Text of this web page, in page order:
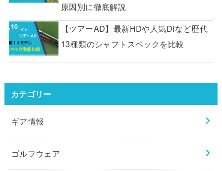
原因別に徹底解説
【ツアーAD】最新HDや人気DIなど歴代
13種類のシャフトスペックを比較
カテゴリー
ギア情報
ゴルフウェア